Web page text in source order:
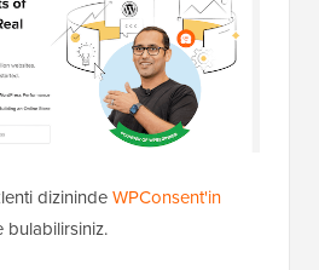
dizinindeWPConsent'in
bulabilirsiniz.